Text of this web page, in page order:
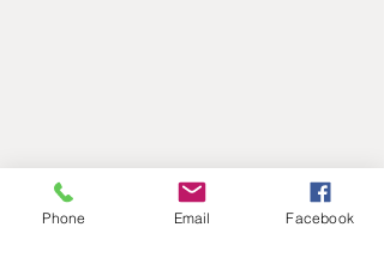
Phone Email Facebook